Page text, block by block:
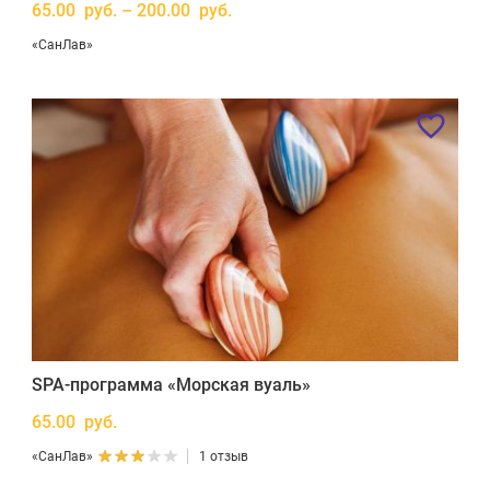
65.00 руб. – 200.00 руб.
«СанЛав»
SPA-программа «Морская вуаль»
65.00 руб.
«СанЛав» 1 отзыв